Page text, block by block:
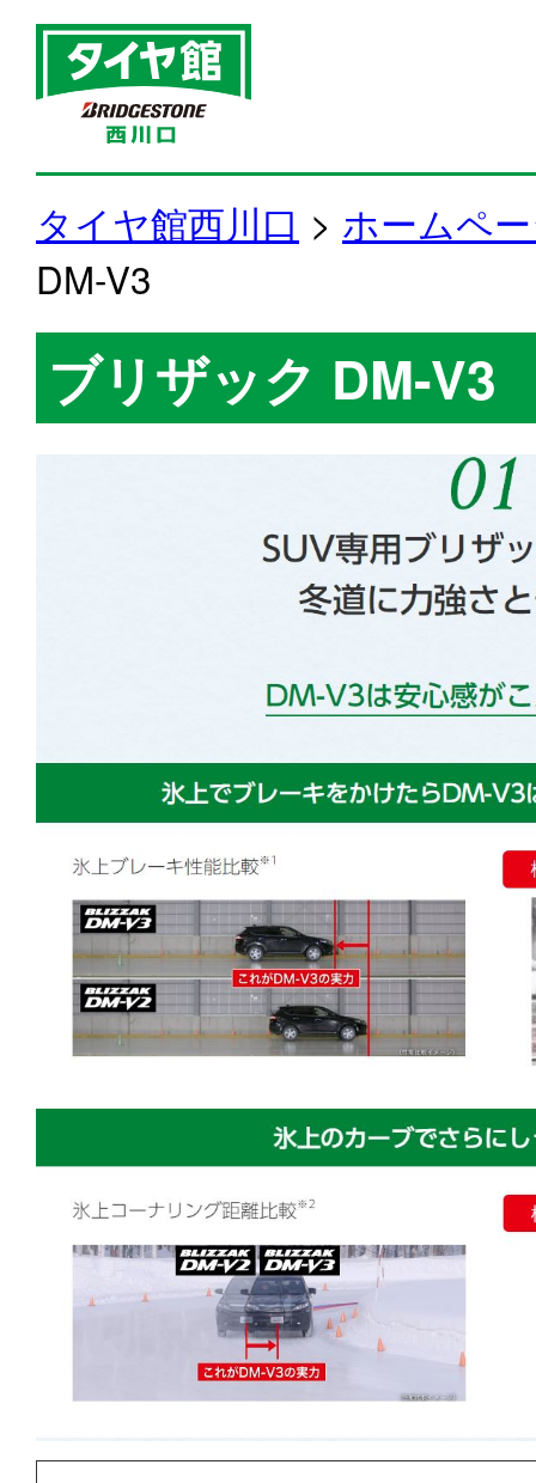
タイヤ館西川口 > ホームペ
DM-V3
ブリザック DM-V3